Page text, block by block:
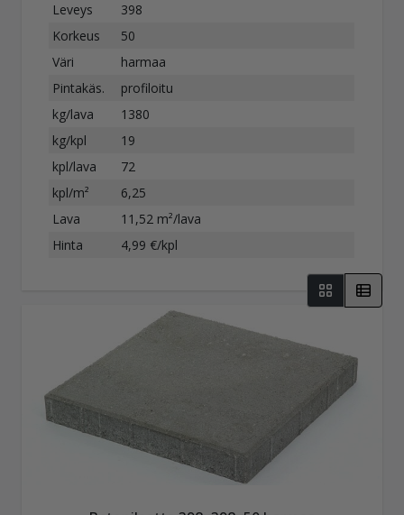
Leveys
398
Korkeus
50
Väri
harmaa
Pintakäs.
profiloitu
kg/lava
1380
kg/kpl
19
kpl/lava
72
kpl/m²
6,25
Lava
11,52 m²/lava
Hinta
4,99 €/kpl